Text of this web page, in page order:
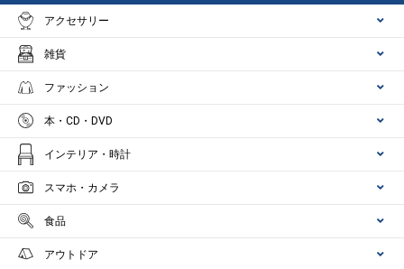
アクセサリー
雑貨
ファッション
本・CD・DVD
インテリア・時計
スマホ・カメラ
食品
アウトドア